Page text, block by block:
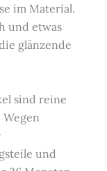
im Material.
und etwas
glänzende
sind reine
und